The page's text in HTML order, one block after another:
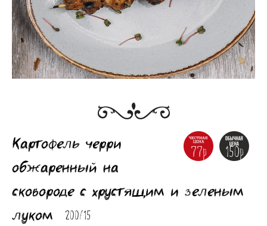
150р
77р
Картофель черри
обжаренный на
сковороде с хрустящим и зеленым
луком
200/15